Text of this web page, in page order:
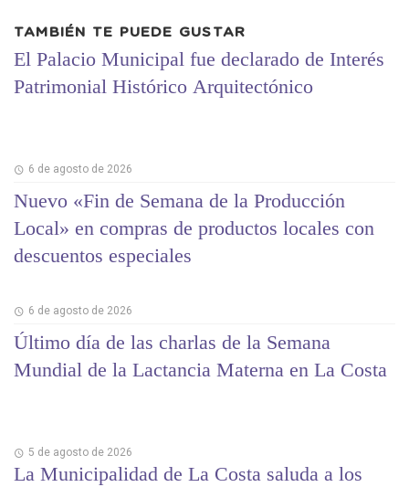
TAMBIÉN TE PUEDE GUSTAR
El Palacio Municipal fue declarado de Interés
Patrimonial Histórico Arquitectónico
6 de agosto de 2026
Nuevo «Fin de Semana de la Producción
Local» en compras de productos locales con
descuentos especiales
6 de agosto de 2026
Último día de las charlas de la Semana
Mundial de la Lactancia Materna en La Costa
5 de agosto de 2026
La Municipalidad de La Costa saluda a los